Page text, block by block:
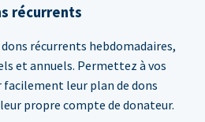
récurrents
récurrents hebdomadaires,
et annuels. Permettez à vos
facilement leur plan de dons
propre compte de donateur.